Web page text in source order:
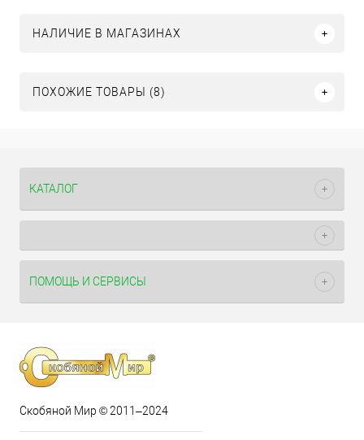
НАЛИЧИЕ В МАГАЗИНАХ
ПОХОЖИЕ ТОВАРЫ (8)
КАТАЛОГ
ПОМОЩЬ И СЕРВИСЫ
Скобяной Мир © 2011–2024